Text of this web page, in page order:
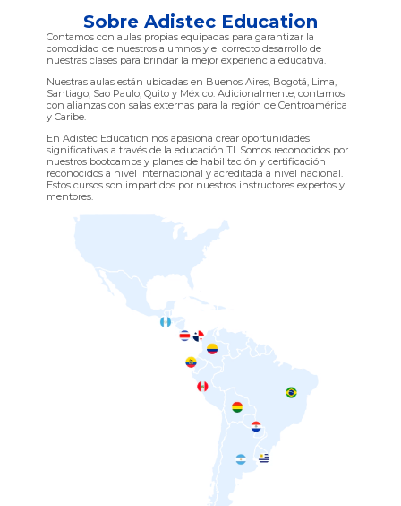
Sobre Adistec Education
Contamos con aulas propias equipadas para garantizar la
comodidad de nuestros alumnos y el correcto desarrollo de
nuestras clases para brindar la mejor experiencia educativa.
Nuestras aulas están ubicadas en Buenos Aires, Bogotá, Lima,
Santiago, Sao Paulo, Quito y México. Adicionalmente, contamos
con alianzas con salas externas para la región de Centroamérica
y Caribe.
En Adistec Education nos apasiona crear oportunidades
significativas a través de la educación TI. Somos reconocidos por
nuestros bootcamps y planes de habilitación y certificación
reconocidos a nivel internacional y acreditada a nivel nacional.
Estos cursos son impartidos por nuestros instructores expertos y
mentores.